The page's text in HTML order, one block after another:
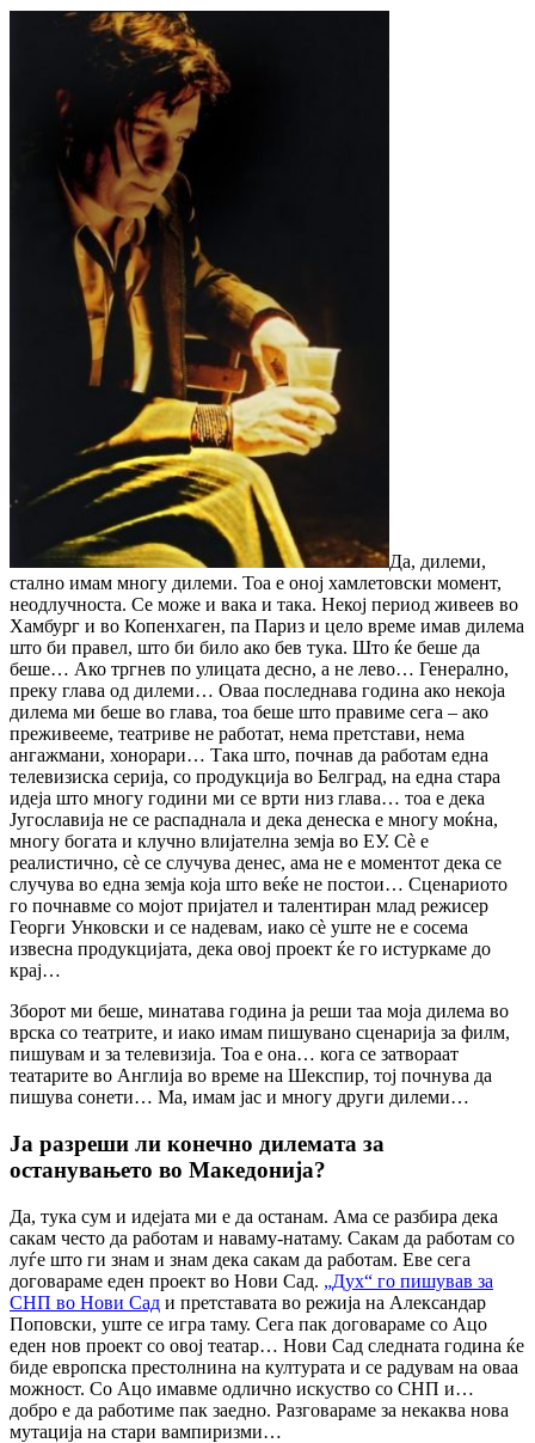
Да, дилеми,
стално имам многу дилеми. Тоа е оној хамлетовски момент,
неодлучноста. Се може и вака и така. Некој период живеев во
Хамбург и во Копенхаген, па Париз и цело време имав дилема
што би правел, што би било ако бев тука. Што ќе беше да
беше… Ако тргнев по улицата десно, а не лево… Генерално,
преку глава од дилеми… Оваа последнава година ако некоја
дилема ми беше во глава, тоа беше што правиме сега – ако
преживееме, театриве не работат, нема претстави, нема
ангажмани, хонорари… Така што, почнав да работам една
телевизиска серија, со продукција во Белград, на една стара
идеја што многу години ми се врти низ глава… тоа е дека
Југославија не се распаднала и дека денеска е многу моќна,
многу богата и клучно влијателна земја во ЕУ. Сè е
реалистично, сè се случува денес, ама не е моментот дека се
случува во една земја која што веќе не постои… Сценариото
го почнавме со мојот пријател и талентиран млад режисер
Георги Унковски и се надевам, иако сè уште не е сосема
извесна продукцијата, дека овој проект ќе го истуркаме до
крај…
Зборот ми беше, минатава година ја реши таа моја дилема во
врска со театрите, и иако имам пишувано сценарија за филм,
пишувам и за телевизија. Тоа е она… кога се затвораат
театарите во Англија во време на Шекспир, тој почнува да
пишува сонети… Ма, имам јас и многу други дилеми…
Ја разреши ли конечно дилемата за
останувањето во Македонија?
Да, тука сум и идејата ми е да останам. Ама се разбира дека
сакам често да работам и наваму-натаму. Сакам да работам со
луѓе што ги знам и знам дека сакам да работам. Еве сега
договараме еден проект во Нови Сад. „Дух“ го пишував за
СНП во Нови Сад и претставата во режија на Александар
Поповски, уште се игра таму. Сега пак договараме со Ацо
еден нов проект со овој театар… Нови Сад следната година ќе
биде европска престолнина на културата и се радувам на оваа
можност. Со Ацо имавме одлично искуство со СНП и…
добро е да работиме пак заедно. Разговараме за некаква нова
мутација на стари вампиризми…